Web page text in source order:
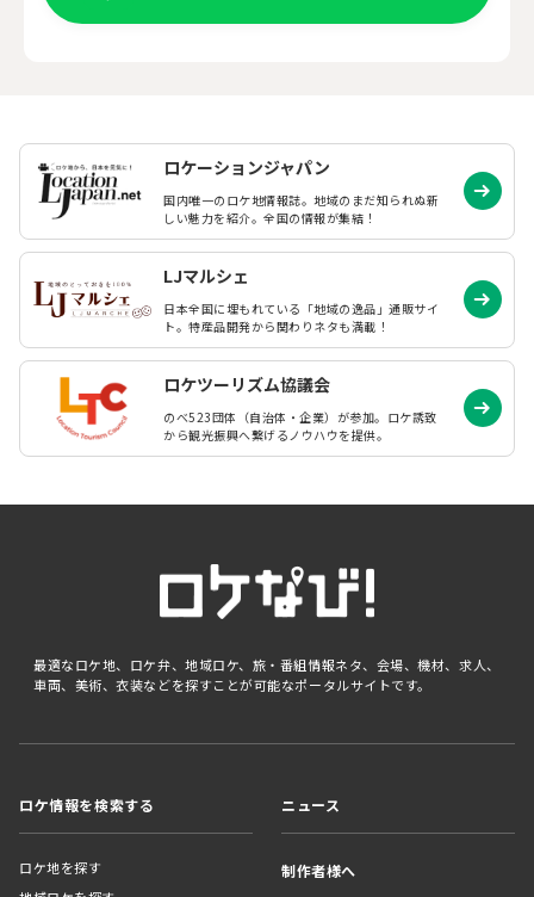
ロケーションジャパン
国内唯一のロケ地情報誌。地域のまだ知られぬ新
しい魅力を紹介。全国の情報が集結！
LJマルシェ
日本全国に埋もれている「地域の逸品」通販サイ
ト。特産品開発から関わりネタも満載！
ロケツーリズム協議会
のべ523団体（自治体・企業）が参加。ロケ誘致
から観光振興へ繋げるノウハウを提供。
最適なロケ地、ロケ弁、地域ロケ、旅・番組情報ネタ、会場、機材、求人、
車両、美術、衣装などを探すことが可能なポータルサイトです。
ロケ情報を検索する
ロケ地を探す
ニュース
制作者様へ